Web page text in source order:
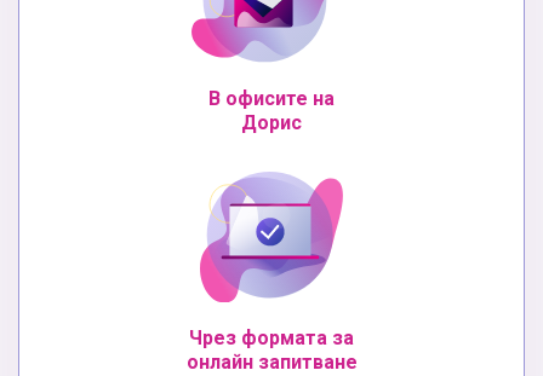
В офисите на
Дорис
Чрез формата за
онлайн запитване